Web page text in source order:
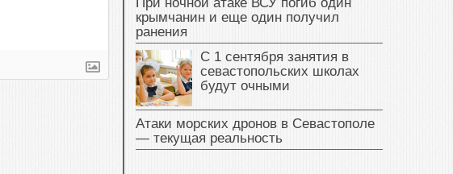
крымчанин и еще один получил
ранения
С 1 сентября занятия в
севастопольских школах
будут очными
Атаки морских дронов в Севастополе
— текущая реальность